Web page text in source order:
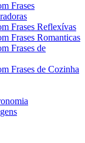
Frases
Frases Reflexívas
Frases Romanticas
Frases de
Frases de Cozinha